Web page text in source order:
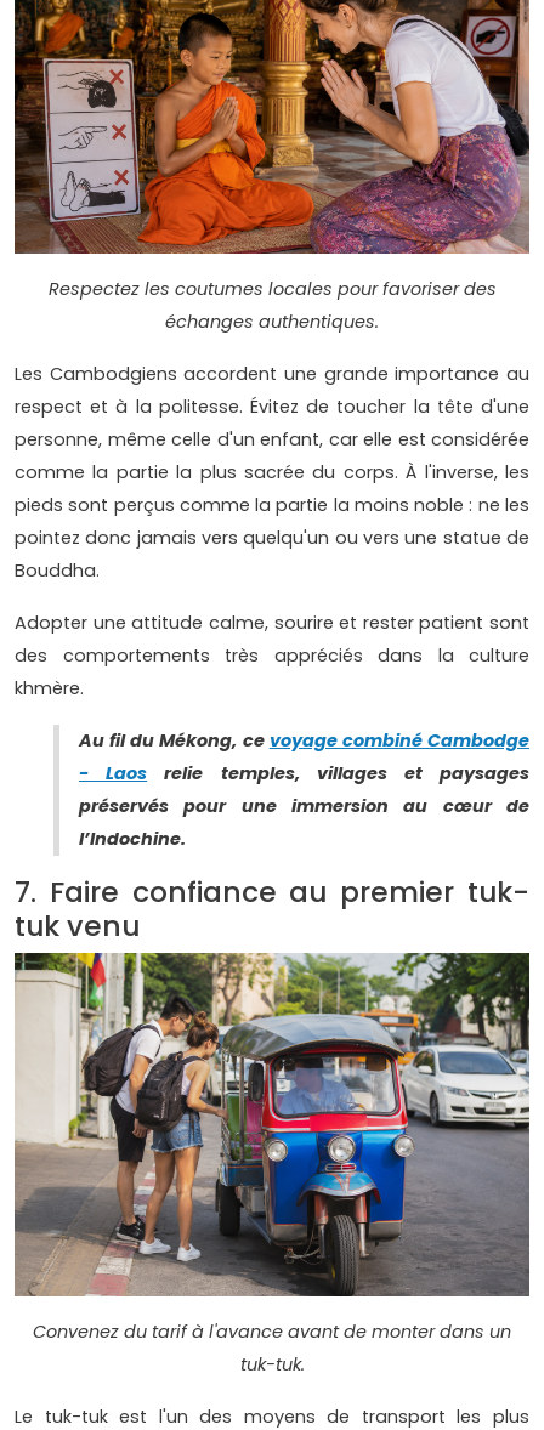
Respectez les coutumes locales pour favoriser des
échanges authentiques.
Les Cambodgiens accordent une grande importance au
respect et à la politesse. Évitez de toucher la tête d'une
personne, même celle d'un enfant, car elle est considérée
comme la partie la plus sacrée du corps. À l'inverse, les
pieds sont perçus comme la partie la moins noble : ne les
pointez donc jamais vers quelqu'un ou vers une statue de
Bouddha.
Adopter une attitude calme, sourire et rester patient sont
des comportements très appréciés dans la culture
khmère.
Au fil du Mékong, ce voyage combiné Cambodge
- Laos relie temples, villages et paysages
préservés pour une immersion au cœur de
l’Indochine.
7. Faire confiance au premier tuk-
tuk venu
Convenez du tarif à l'avance avant de monter dans un
tuk-tuk.
Le tuk-tuk est l'un des moyens de transport les plus